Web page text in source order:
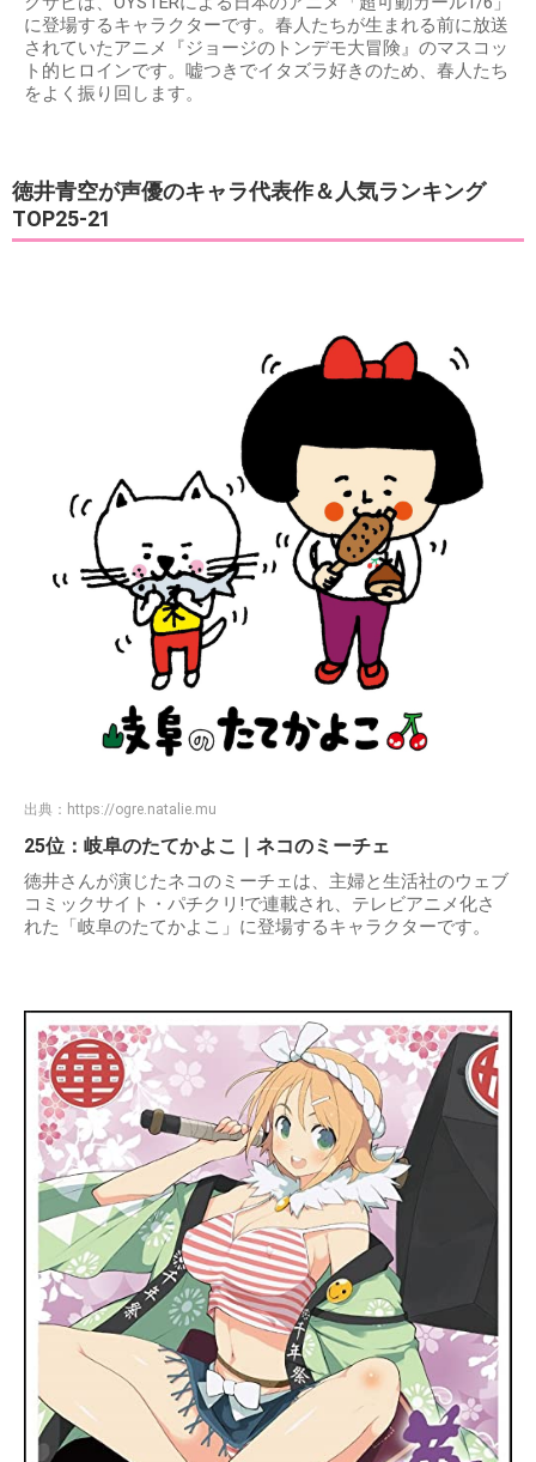
に登場するキャラクターです。春人たちが生まれる前に放送
されていたアニメ『ジョージのトンデモ大冒険』のマスコッ
ト的ヒロインです。嘘つきでイタズラ好きのため、春人たち
をよく振り回します。
徳井青空が声優のキャラ代表作＆人気ランキング
TOP25-21
出典： https://ogre.natalie.mu
25位：岐阜のたてかよこ｜ネコのミーチェ
徳井さんが演じたネコのミーチェは、主婦と生活社のウェブ
コミックサイト・パチクリ!で連載され、テレビアニメ化さ
れた「岐阜のたてかよこ」に登場するキャラクターです。